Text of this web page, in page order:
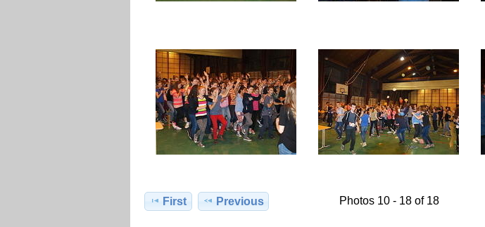
First Previous Photos 10 - 18 of 18